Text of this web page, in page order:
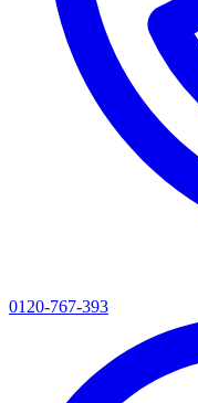
0120-767-393